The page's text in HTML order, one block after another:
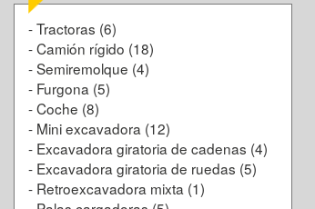
-Tractoras (6)
-Camión rígido (18)
-Semiremolque (4)
- Furgona (5)
-Coche (8)
- Mini excavadora (12)
- Excavadora giratoria de cadenas (4)
- Excavadora giratoria de ruedas (5)
- Retroexcavadora mixta (1)